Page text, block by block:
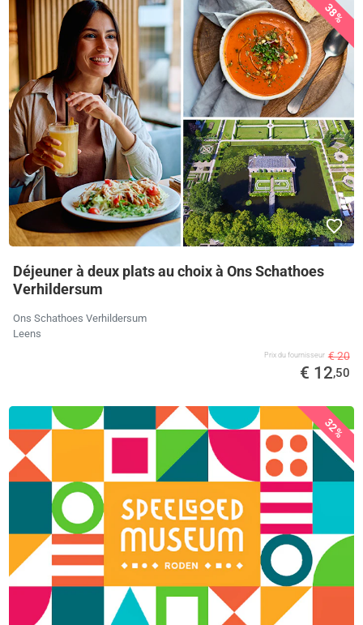
38%
Déjeuner à deux plats au choix à Ons Schathoes
Verhildersum
Ons Schathoes Verhildersum
Leens
Prix ​​du fournisseur € 20
€ 12,50
32%